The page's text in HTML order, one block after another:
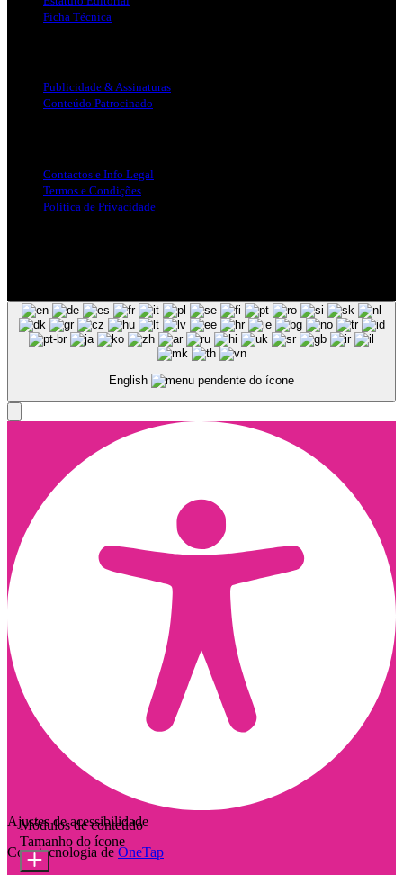
Ficha Técnica
Publicidade & Assinaturas
Conteúdo Patrocinado
Contactos e Info Legal
Termos e Condições
Politica de Privacidade
English
Ajustes de acessibilidade
Com tecnologia de OneTap
Módulos de conteúdo
Tamanho do ícone